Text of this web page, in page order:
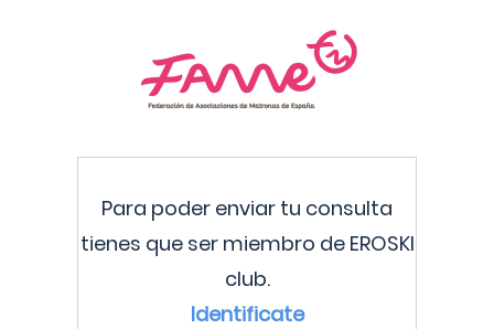
Para poder enviar tu consulta
tienes que ser miembro de EROSKI
club.
Identificate